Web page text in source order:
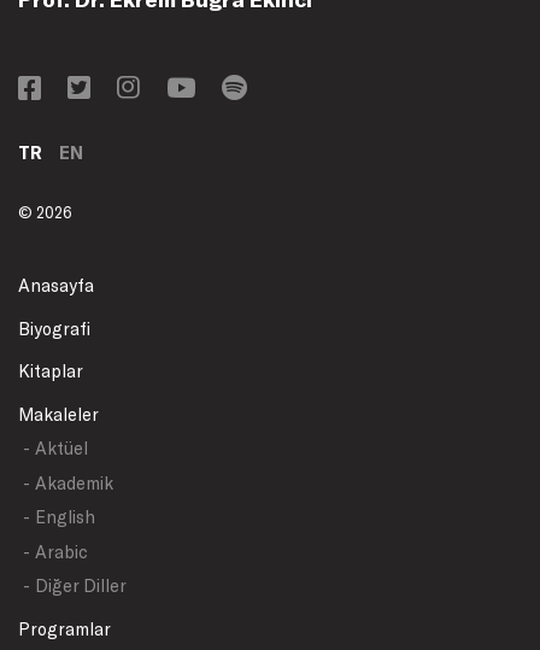
TR EN
© 2026
Anasayfa
Biyografi
Kitaplar
Makaleler
- Aktüel
- Akademik
- English
- Arabic
- Diğer Diller
Programlar